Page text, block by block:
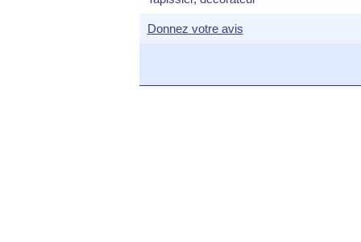
Donnez votre avis